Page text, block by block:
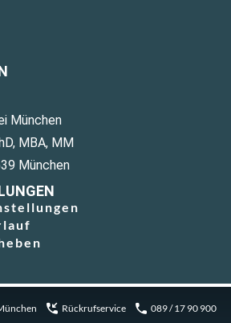
München
MBA, MM
München
Rückrufservice
089 / 17 90 900